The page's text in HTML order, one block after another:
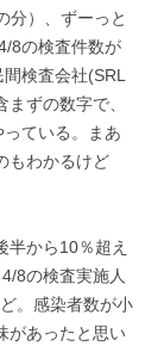
分）、ずーっと
8の検査件数が
検査会社(SRL
ずの数字で、
っている。まあ
もわかるけど
半から10％超え
4/8の検査実施人
。感染者数が小
があったと思い